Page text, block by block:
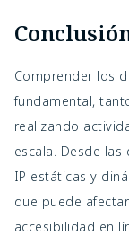
Comprender los
fundamental,
realizando
escala. Desde las
IP estáticas y
que puede
accesibilidad en